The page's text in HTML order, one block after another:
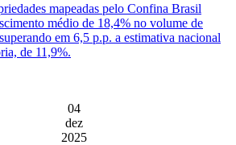
mapeadas pelo Confina Brasil
médio de 18,4% no volume de
em 6,5 p.p. a estimativa nacional
de 11,9%.
04
dez
2025